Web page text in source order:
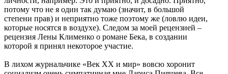
потому что не я один так думаю (значит, в большой
степени прав) и неприятно тоже поэтому же (ловлю идеи,
которые носятся в воздухе). Следом за моей рецензией –
рецензия Лены Клименко о романе Бека, в создании
которой я принял некоторое участие.
В лихом журнальчике «Век ХХ и мир» вовсю хоронит